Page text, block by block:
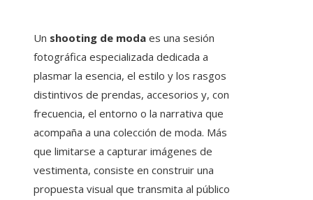
Un shooting de moda es una sesión
fotográfica especializada dedicada a
plasmar la esencia, el estilo y los rasgos
distintivos de prendas, accesorios y, con
frecuencia, el entorno o la narrativa que
acompaña a una colección de moda. Más
que limitarse a capturar imágenes de
vestimenta, consiste en construir una
propuesta visual que transmita al público